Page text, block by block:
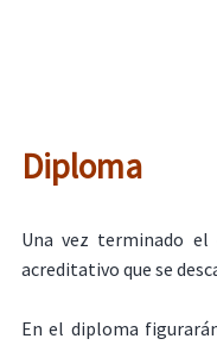
Diploma
Una vez terminado
acreditativo que se
En el diploma